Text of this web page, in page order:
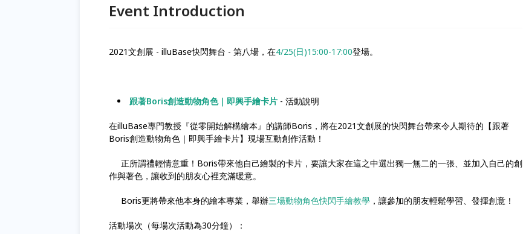
Event Introduction
2021文創展 - illuBase快閃舞台 - 第八場，在4/25(日)15:00-17:00登場。
跟著Boris創造動物角色｜即興手繪卡片 - 活動說明
在illuBase專門教授『從零開始解構繪本』的講師Boris，將在2021文創展的快閃舞台帶來令人期待的【跟著
Boris創造動物角色｜即興手繪卡片】現場互動創作活動！
正所謂禮輕情意重！Boris帶來他自己繪製的卡片，要讓大家在這之中選出獨一無二的一張、並加入自己的創
作與著色，讓收到的朋友心裡充滿暖意。
Boris更將帶來他本身的繪本專業，舉辦三場動物角色快閃手繪教學 ，讓參加的朋友輕鬆學習、發揮創意！
活動場次（每場次活動為30分鐘）：